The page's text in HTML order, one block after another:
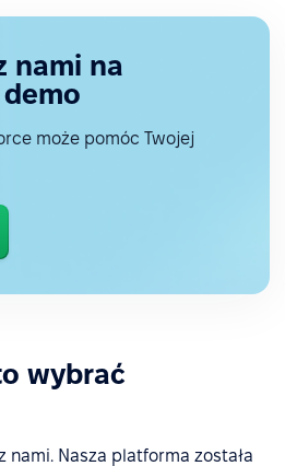
nami na
może pomóc Twojej
wybrać
nami. Nasza platforma została